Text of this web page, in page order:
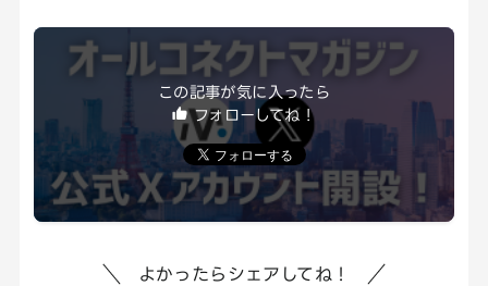
この記事が気に入ったら
フォローしてね！
よかったらシェアしてね！